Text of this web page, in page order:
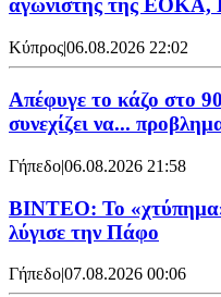
αγωνιστής της
Κύπρος|06.08.2026 22:02
Απέφυγε το κάζο στο
συνεχίζει να...
Γήπεδο|06.08.2026 21:58
ΒΙΝΤΕΟ: Το
λύγισε την Πάφο
Γήπεδο|07.08.2026 00:06